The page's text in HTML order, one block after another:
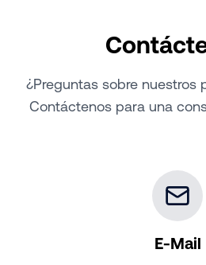
¿Preguntas sobre nuestros
Contáctenos para una
E-Mail